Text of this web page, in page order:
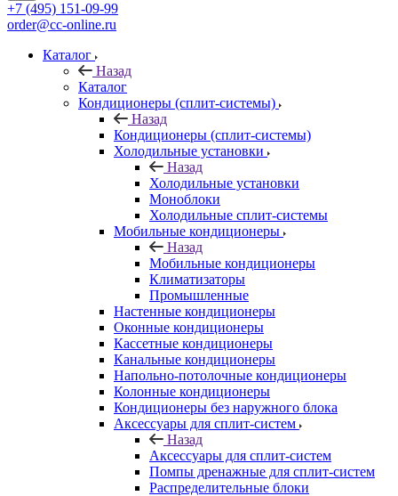
+7 (495) 151-09-99
order@cc-online.ru
Каталог
Назад
Каталог
Кондиционеры (сплит-системы)
Назад
Кондиционеры (сплит-системы)
Холодильные установки
Назад
Холодильные установки
Моноблоки
Холодильные сплит-системы
Мобильные кондиционеры
Назад
Мобильные кондиционеры
Климатизаторы
Промышленные
Настенные кондиционеры
Оконные кондиционеры
Кассетные кондиционеры
Канальные кондиционеры
Напольно-потолочные кондиционеры
Колонные кондиционеры
Кондиционеры без наружного блока
Аксессуары для сплит-систем
Назад
Аксессуары для сплит-систем
Помпы дренажные для сплит-систем
Распределительные блоки